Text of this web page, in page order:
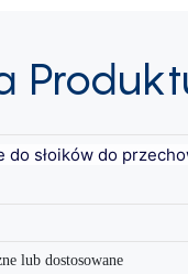
do słoików do
lub dostosowane